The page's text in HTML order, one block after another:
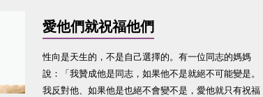
愛他們就祝福他們
性向是天生的，不是自己選擇的。有一位同志的媽媽
說：「我贊成他是同志，如果他不是就絕不可能變是。
我反對他、如果他是也絕不會變不是，愛他就只有祝福